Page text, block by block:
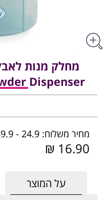
Dispenser
מחיר משלוח: 24.9 - 39.9 ₪
16.90 ₪
על המוצר